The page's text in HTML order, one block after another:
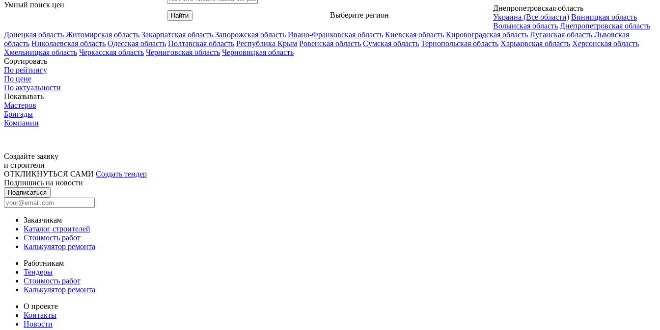
Умный поиск цен
Найти Выберите регион
Днепропетровская область
Украина (Все области) Винницкая область
Волынская область Днепропетровская область
Донецкая область Житомирская область Закарпатская область Запорожская область Ивано-Франковская область Киевская область Кировоградская область Луганская область Львовская
область Николаевская область Одесская область Полтавская область Республика Крым Ровенская область Сумская область Тернопольская область Харьковская область Херсонская область
Хмельницкая область Черкасская область Черниговская область Черновицкая область
Сортировать
По рейтингу
По цене
По актуальности
Показывать
Мастеров
Бригады
Компании
Создайте заявку
и строители
ОТКЛИКНУТЬСЯ САМИ Создать тендер
Подпишись на новости
Подписаться
Заказчикам
Каталог строителей
Стоимость работ
Калькулятор ремонта
Работникам
Тендеры
Стоимость работ
Калькулятор ремонта
О проекте
Контакты
Новости